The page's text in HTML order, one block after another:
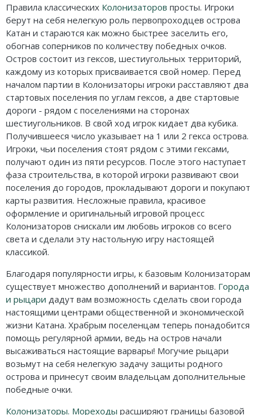
Правила классических Колонизаторов просты. Игроки
берут на себя нелегкую роль первопроходцев острова
Катан и стараются как можно быстрее заселить его,
обогнав соперников по количеству победных очков.
Остров состоит из гексов, шестиугольных территорий,
каждому из которых присваивается свой номер. Перед
началом партии в Колонизаторы игроки расставляют два
стартовых поселения по углам гексов, а две стартовые
дороги - рядом с поселениями на сторонах
шестиугольников. В свой ход игрок кидает два кубика.
Получившееся число указывает на 1 или 2 гекса острова.
Игроки, чьи поселения стоят рядом с этими гексами,
получают один из пяти ресурсов. После этого наступает
фаза строительства, в которой игроки развивают свои
поселения до городов, прокладывают дороги и покупают
карты развития. Несложные правила, красивое
оформление и оригинальный игровой процесс
Колонизаторов снискали им любовь игроков со всего
света и сделали эту настольную игру настоящей
классикой.
Благодаря популярности игры, к базовым Колонизаторам
существует множество дополнений и вариантов. Города
и рыцари дадут вам возможность сделать свои города
настоящими центрами общественной и экономической
жизни Катана. Храбрым поселенцам теперь понадобится
помощь регулярной армии, ведь на остров начали
высаживаться настоящие варвары! Могучие рыцари
возьмут на себя нелегкую задачу защиты родного
острова и принесут своим владельцам дополнительные
победные очки.
Колонизаторы. Мореходы расширяют границы базовой
В дорогу
Карточные
Логические
Кооперативные
Стратегические
Приключения
Экономические
Тактические
Детективные
Игры-квесты
Для взрослых (18+)